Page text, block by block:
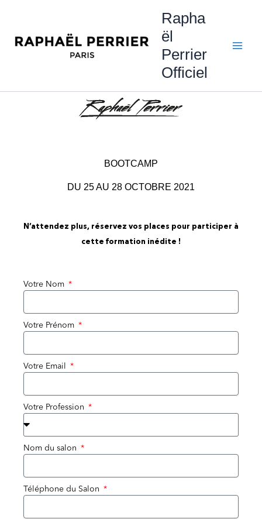
contenu
Rapha
ël
Perrier
Officiel
BOOTCAMP
DU 25 AU 28 OCTOBRE 2021
N’attendez plus, réservez vos places pour participer à
cette formation inédite !
Votre Nom
Votre Prénom
Votre Email
Votre Profession
Nom du salon
Téléphone du Salon